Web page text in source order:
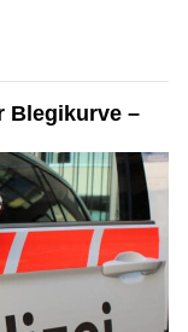
Blegikurve –